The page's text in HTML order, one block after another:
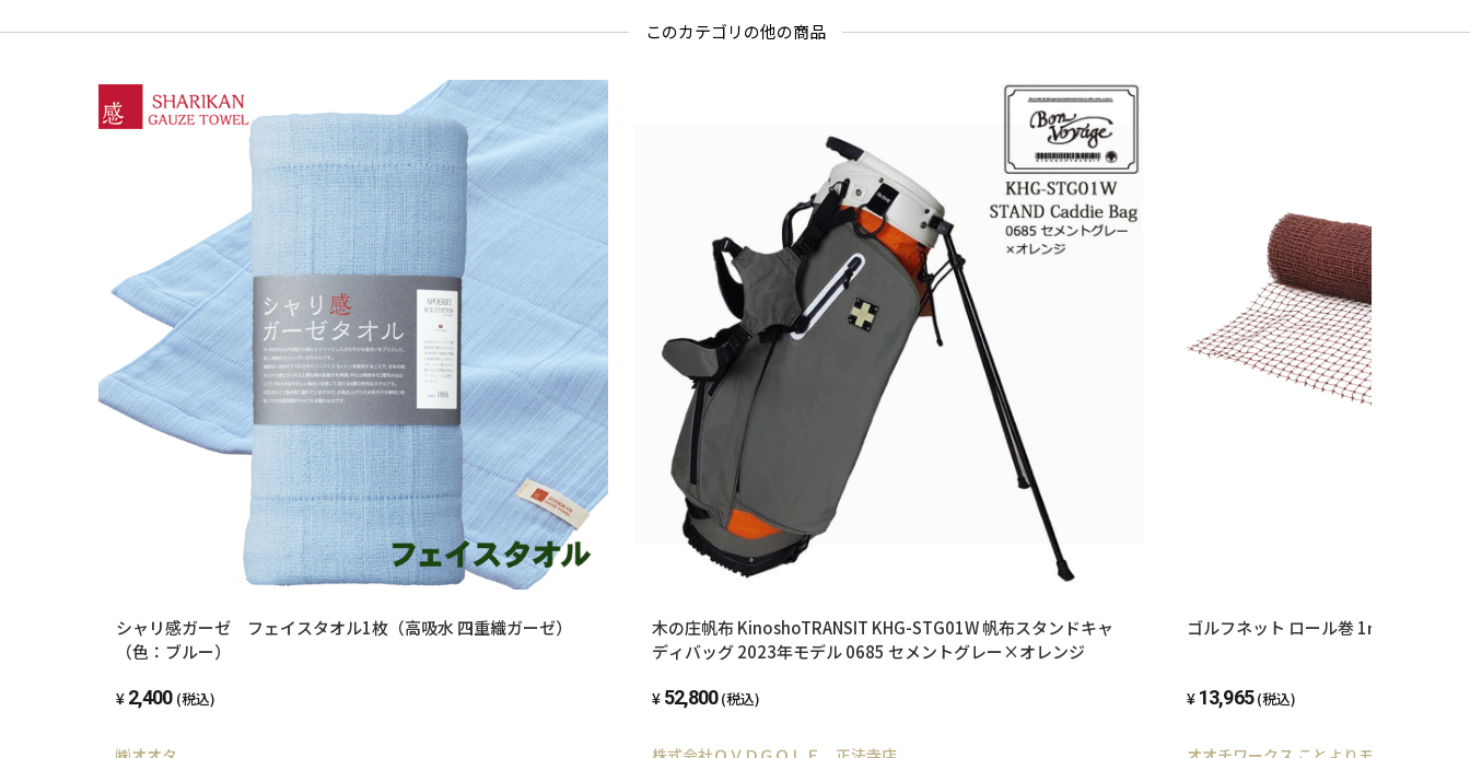
このカテゴリの他の商品
シャリ感ガーゼ フェイスタオル1枚（高吸水 四重織ガーゼ）
（色：ブルー）
2,400 (税込)
木の庄帆布 KinoshoTRANSIT KHG-STG01W 帆布スタンドキャ
ディバッグ 2023年モデル 0685 セメントグレー×オレンジ
52,800(税込)
ゴルフネット ロール巻 1ｍ×30ｍ ブ
13,965 (税込)